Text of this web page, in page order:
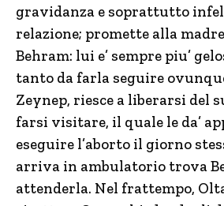
gravidanza e soprattutto
relazione; promette alla madre
Behram: lui e’ sempre piu’
tanto da farla seguire
Zeynep, riesce a liberarsi del
farsi visitare, il quale le da’
eseguire l’aborto il giorno
arriva in ambulatorio trova
attenderla. Nel frattempo,